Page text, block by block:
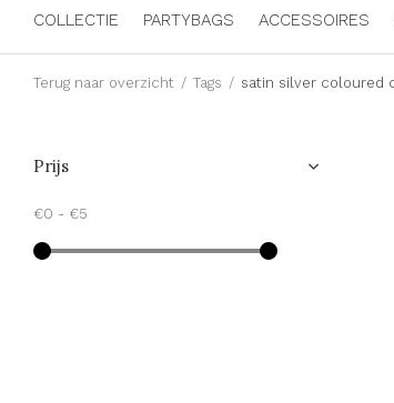
COLLECTIE PARTYBAGS ACCESSOIRES
Terug naar overzicht Tags satin silver coloured
Prijs
€0 - €5